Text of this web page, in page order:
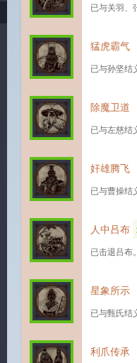
已与关羽、
猛虎霸气
已与孙坚结
除魔卫道
已与左慈结
奸雄腾飞
已与曹操结
人中吕布
已击退吕布。
星象所示
已与甄氏结
利爪传承